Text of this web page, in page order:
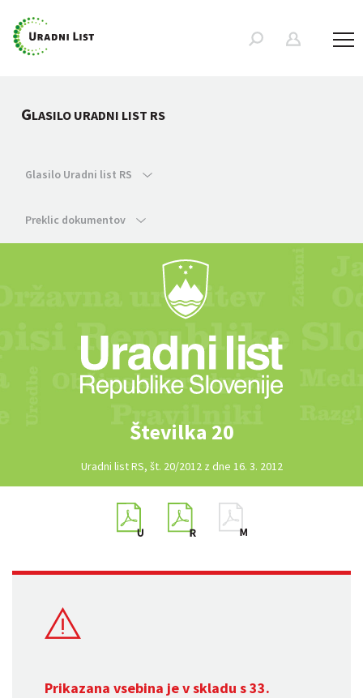
GLASILO URADNI LIST RS
Glasilo Uradni list RS
Preklic dokumentov
Številka 20
Uradni list RS, št. 20/2012 z dne 16. 3. 2012
Prikazana vsebina je v skladu s 33.